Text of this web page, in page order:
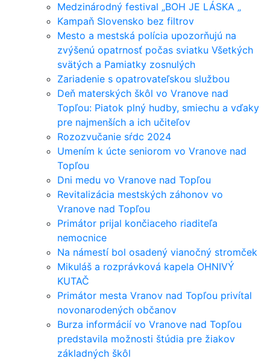
Medzinárodný festival „BOH JE LÁSKA „
Kampaň Slovensko bez filtrov
Mesto a mestská polícia upozorňujú na
zvýšenú opatrnosť počas sviatku Všetkých
svätých a Pamiatky zosnulých
Zariadenie s opatrovateľskou službou
Deň materských škôl vo Vranove nad
Topľou: Piatok plný hudby, smiechu a vďaky
pre najmenších a ich učiteľov
Rozozvučanie sŕdc 2024
Umením k úcte seniorom vo Vranove nad
Topľou
Dni medu vo Vranove nad Topľou
Revitalizácia mestských záhonov vo
Vranove nad Topľou
Primátor prijal končiaceho riaditeľa
nemocnice
Na námestí bol osadený vianočný stromček
Mikuláš a rozprávková kapela OHNIVÝ
KUTAČ
Primátor mesta Vranov nad Topľou privítal
novonarodených občanov
Burza informácií vo Vranove nad Topľou
predstavila možnosti štúdia pre žiakov
základných škôl